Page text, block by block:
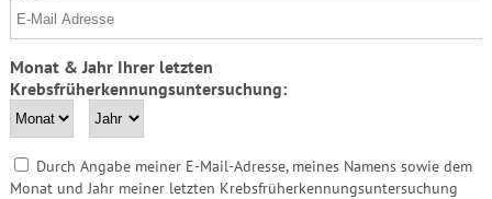
Monat & Jahr Ihrer letzten
Krebsfrüherkennungsuntersuchung:
Durch Angabe meiner E-Mail-Adresse, meines Namens sowie dem
Monat und Jahr meiner letzten Krebsfrüherkennungsuntersuchung